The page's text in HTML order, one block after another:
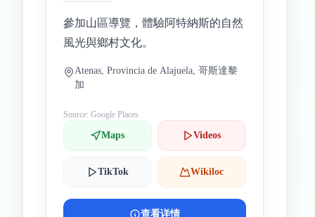
參加山區導覽，體驗阿特納斯的自然
風光與鄉村文化。
Atenas, Provincia de Alajuela, 哥斯達黎
加
Source: Google Places
Maps Videos
TikTok Wikiloc
查看详情